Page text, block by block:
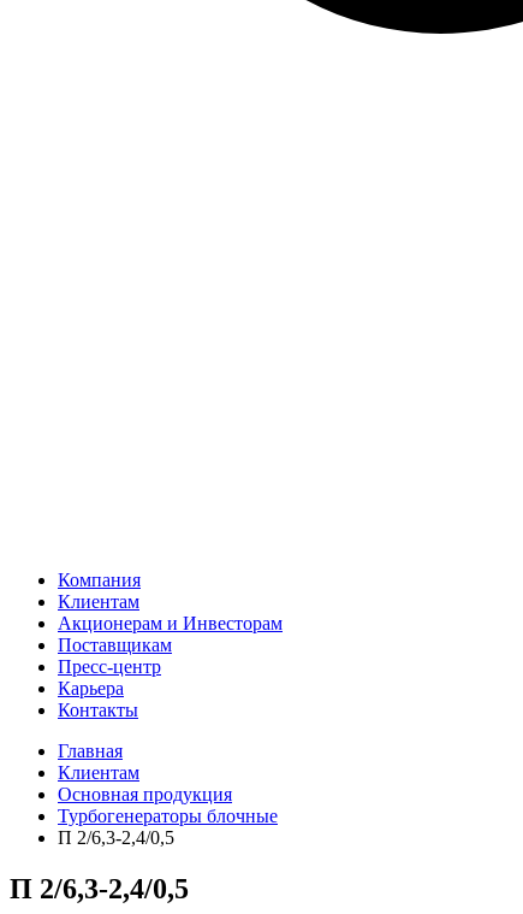
Компания
Клиентам
Акционерам и Инвесторам
Поставщикам
Пресс-центр
Карьера
Контакты
Главная
Клиентам
Основная продукция
Турбогенераторы блочные
П 2/6,3-2,4/0,5
П 2/6,3-2,4/0,5